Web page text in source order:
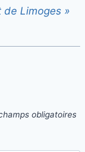
de Limoges »
obligatoires